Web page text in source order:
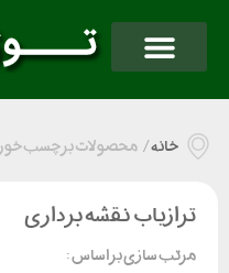
خانه/ محصولات برچسب
ترازیاب نقشه برداری
مرتب سازی بر اساس :